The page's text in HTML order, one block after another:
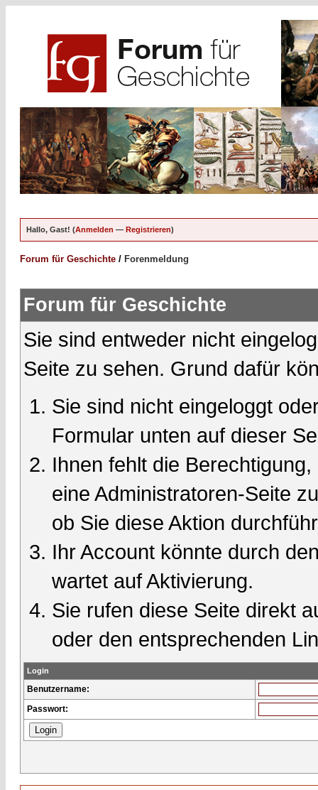
Hallo, Gast! (Anmelden — Registrieren)
Forum für Geschichte / Forenmeldung
Forum für Geschichte
Sie sind entweder nicht
Seite zu sehen. Grund dafür
Sie sind nicht eingeloggt
Formular unten auf dieser
Ihnen fehlt die
eine Administratoren-Seite
ob Sie diese Aktion
Ihr Account könnte durch
wartet auf Aktivierung.
Sie rufen diese Seite direkt
oder den entsprechenden
Login
Benutzername:
Passwort: